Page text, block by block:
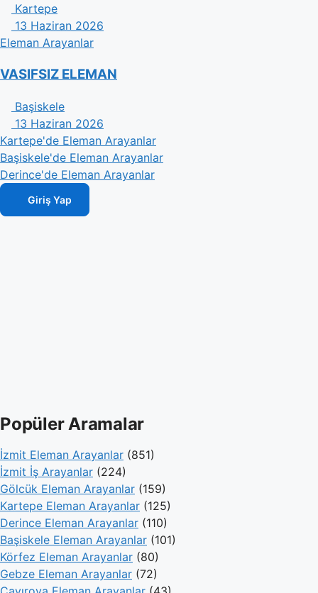
Kartepe
13 Haziran 2026
Eleman Arayanlar
VASIFSIZ ELEMAN
Başiskele
13 Haziran 2026
Kartepe'de Eleman Arayanlar
Başiskele'de Eleman Arayanlar
Derince'de Eleman Arayanlar
Giriş Yap
Popüler Aramalar
İzmit Eleman Arayanlar (851)
İzmit İş Arayanlar (224)
Gölcük Eleman Arayanlar (159)
Kartepe Eleman Arayanlar (125)
Derince Eleman Arayanlar (110)
Başiskele Eleman Arayanlar (101)
Körfez Eleman Arayanlar (80)
Gebze Eleman Arayanlar (72)